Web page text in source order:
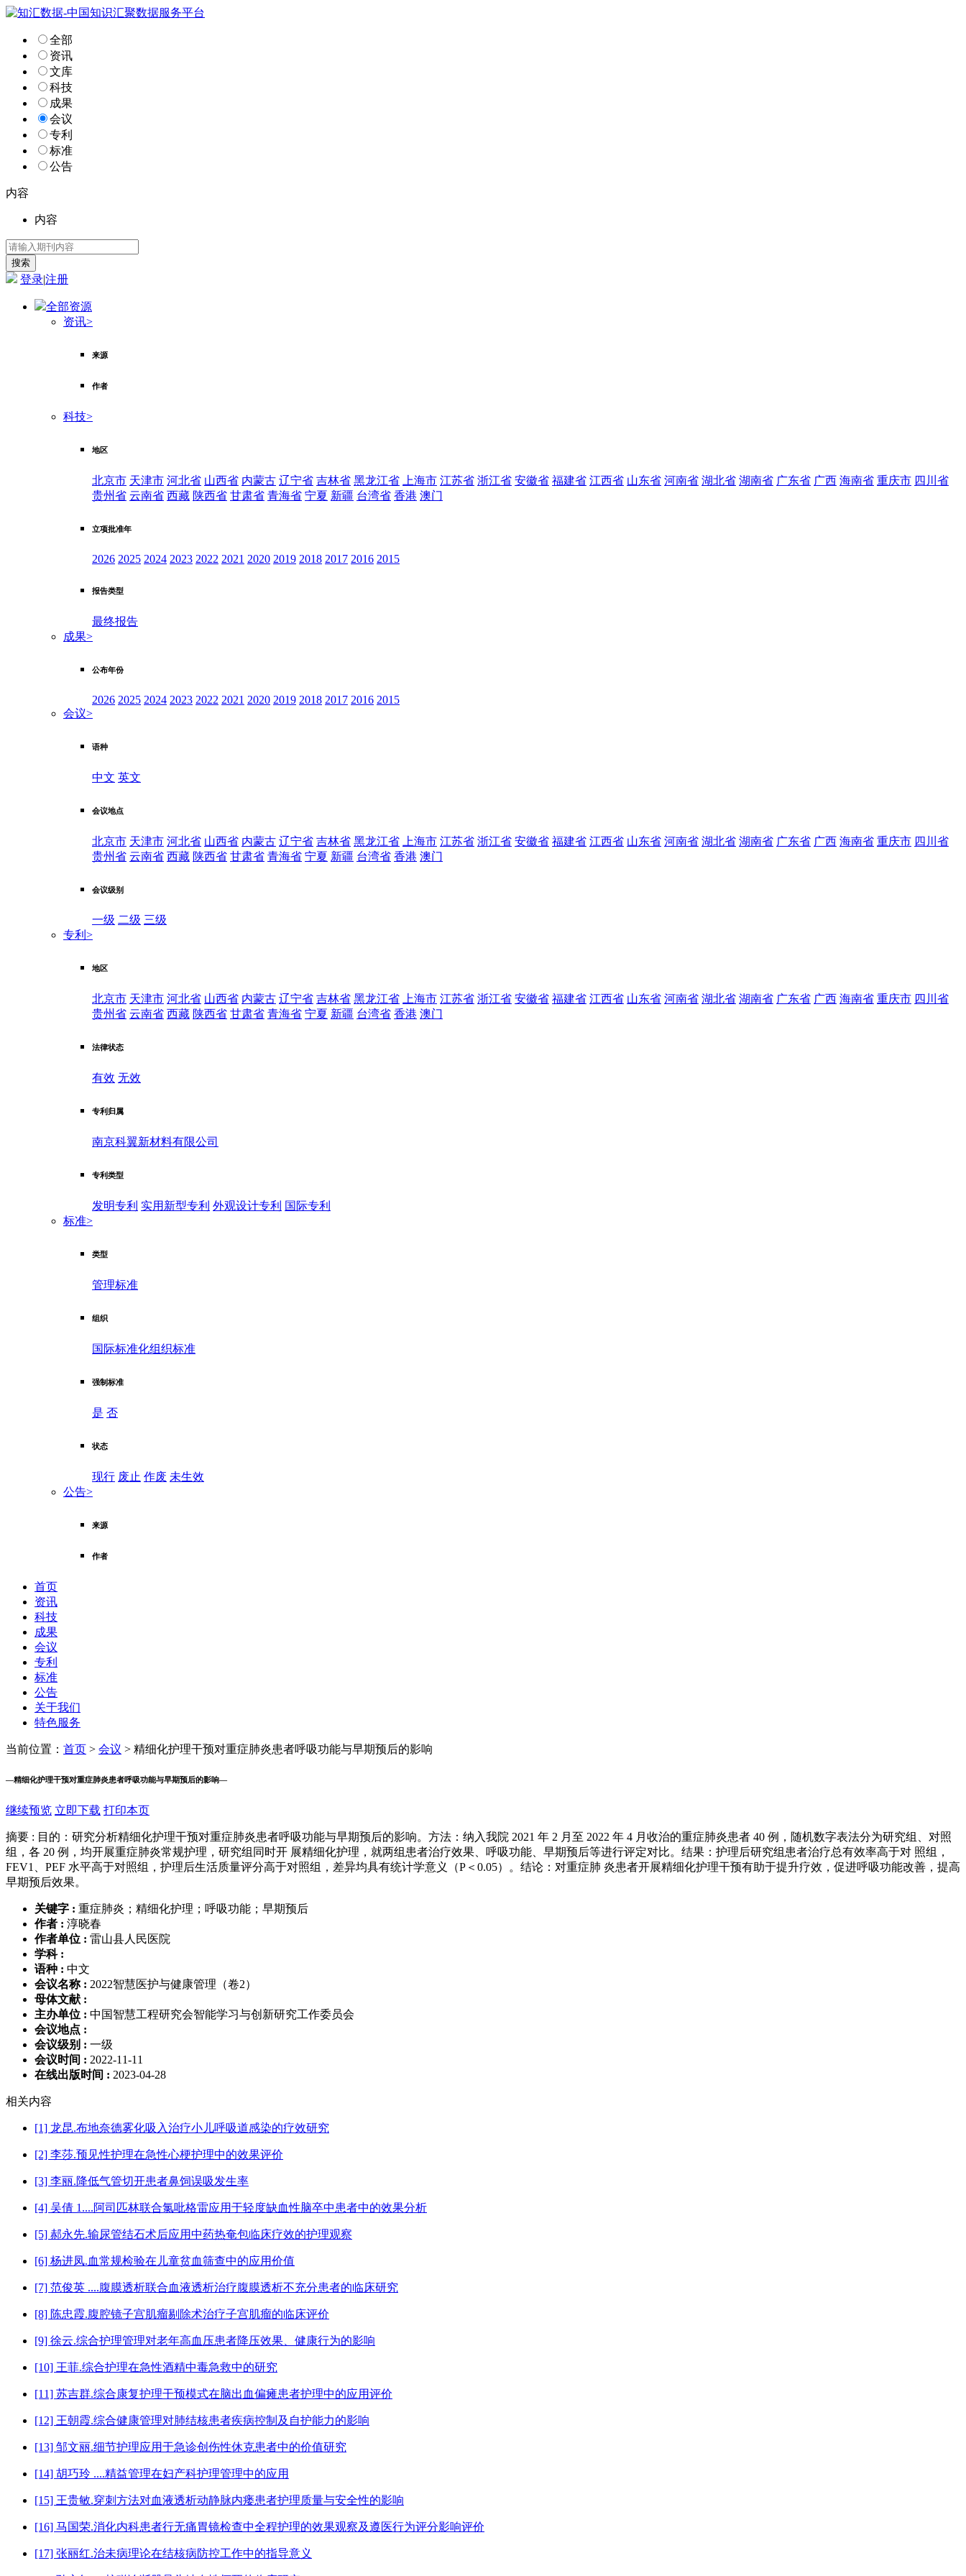
全部
资讯
文库
科技
成果
会议
专利
标准
公告
内容
内容
登录|注册
全部资源
资讯>
来源
作者
科技>
地区
北京市 天津市 河北省 山西省 内蒙古 辽宁省 吉林省 黑龙江省 上海市 江苏省 浙江省 安徽省 福建省 江西省 山东省 河南省 湖北省 湖南省 广东省 广西 海南省 重庆市 四川省
贵州省 云南省 西藏 陕西省 甘肃省 青海省 宁夏 新疆 台湾省 香港 澳门
立项批准年
2026 2025 2024 2023 2022 2021 2020 2019 2018 2017 2016 2015
报告类型
最终报告
成果>
公布年份
2026 2025 2024 2023 2022 2021 2020 2019 2018 2017 2016 2015
会议>
语种
中文 英文
会议地点
北京市 天津市 河北省 山西省 内蒙古 辽宁省 吉林省 黑龙江省 上海市 江苏省 浙江省 安徽省 福建省 江西省 山东省 河南省 湖北省 湖南省 广东省 广西 海南省 重庆市 四川省
贵州省 云南省 西藏 陕西省 甘肃省 青海省 宁夏 新疆 台湾省 香港 澳门
会议级别
一级 二级 三级
专利 >
地区
北京市 天津市 河北省 山西省 内蒙古 辽宁省 吉林省 黑龙江省 上海市 江苏省 浙江省 安徽省 福建省 江西省 山东省 河南省 湖北省 湖南省 广东省 广西 海南省 重庆市 四川省
贵州省 云南省 西藏 陕西省 甘肃省 青海省 宁夏 新疆 台湾省 香港 澳门
法律状态
有效 无效
专利归属
南京科翼新材料有限公司
专利类型
发明专利 实用新型专利 外观设计专利 国际专利
标准>
类型
管理标准
组织
国际标准化组织标准
强制标准
是 否
状态
现行 废止 作废 未生效
公告>
来源
作者
首页
资讯
科技
成果
会议
专利
标准
公告
关于我们
特色服务
当前位置： 首页 > 会议 > 精细化护理干预对重症肺炎患者呼吸功能与早期预后的影响
—精细化护理干预对重症肺炎患者呼吸功能与早期预后的影响—
继续预览 立即下载 打印本页
摘要 : 目的：研究分析精细化护理干预对重症肺炎患者呼吸功能与早期预后的影响。方法：纳入我院 2021 年 2 月至 2022 年 4 月收治的重症肺炎患者 40 例，随机数字表法分为研究组、对照
组，各 20 例，均开展重症肺炎常规护理，研究组同时开 展精细化护理，就两组患者治疗效果、呼吸功能、早期预后等进行评定对比。结果：护理后研究组患者治疗总有效率高于对 照组，
FEV1、PEF 水平高于对照组，护理后生活质量评分高于对照组，差异均具有统计学意义（P＜0.05）。结论：对重症肺 炎患者开展精细化护理干预有助于提升疗效，促进呼吸功能改善，提高
早期预后效果。
关键字 : 重症肺炎；精细化护理；呼吸功能；早期预后
作者 : 淳晓春
作者单位 : 雷山县人民医院
学科 :
语种 : 中文
会议名称 : 2022智慧医护与健康管理（卷2）
母体文献 :
主办单位 : 中国智慧工程研究会智能学习与创新研究工作委员会
会议地点 :
会议级别 : 一级
会议时间 : 2022-11-11
在线出版时间 : 2023-04-28
相关内容
[1] 龙昆.布地奈德雾化吸入治疗小儿呼吸道感染的疗效研究
[2] 李莎.预见性护理在急性心梗护理中的效果评价
[3] 李丽.降低气管切开患者鼻饲误吸发生率
[4] 吴倩 1....阿司匹林联合氯吡格雷应用于轻度缺血性脑卒中患者中的效果分析
[5] 郝永先.输尿管结石术后应用中药热奄包临床疗效的护理观察
[6] 杨进凤.血常规检验在儿童贫血筛查中的应用价值
[7] 范俊英 ....腹膜透析联合血液透析治疗腹膜透析不充分患者的临床研究
[8] 陈忠霞.腹腔镜子宫肌瘤剔除术治疗子宫肌瘤的临床评价
[9] 徐云.综合护理管理对老年高血压患者降压效果、健康行为的影响
[10] 王菲.综合护理在急性酒精中毒急救中的研究
[11] 苏吉群.综合康复护理干预模式在脑出血偏瘫患者护理中的应用评价
[12] 王朝霞.综合健康管理对肺结核患者疾病控制及自护能力的影响
[13] 邹文丽.细节护理应用于急诊创伤性休克患者中的价值研究
[14] 胡巧玲 ....精益管理在妇产科护理管理中的应用
[15] 王贵敏.穿刺方法对血液透析动静脉内瘘患者护理质量与安全性的影响
[16] 马国荣.消化内科患者行无痛胃镜检查中全程护理的效果观察及遵医行为评分影响评价
[17] 张丽红.治未病理论在结核病防控工作中的指导意义